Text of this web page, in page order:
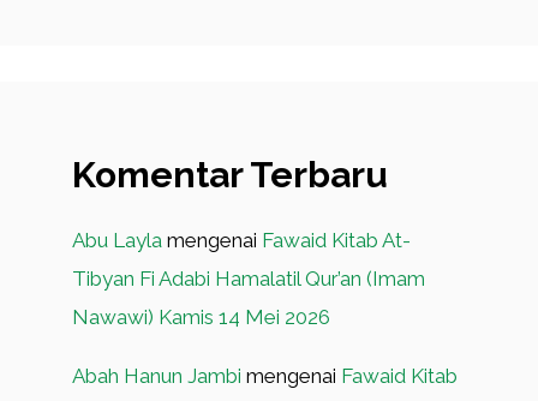
Komentar Terbaru
Abu Layla mengenai Fawaid Kitab At-
Tibyan Fi Adabi Hamalatil Qur’an (Imam
Nawawi) Kamis 14 Mei 2026
Abah Hanun Jambi mengenai Fawaid Kitab